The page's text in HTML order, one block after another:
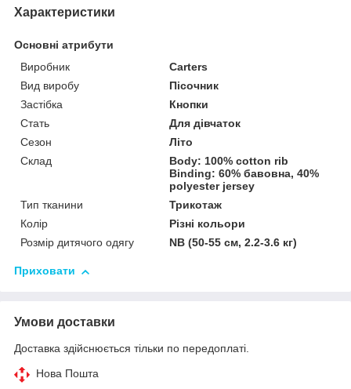
Характеристики
Основні атрибути
Виробник
Carters
Вид виробу
Пісочник
Застібка
Кнопки
Стать
Для дівчаток
Сезон
Літо
Склад
Body: 100% cotton rib
Binding: 60% бавовна, 40%
polyester jersey
Тип тканини
Трикотаж
Колір
Різні кольори
Розмір дитячого одягу
NB (50-55 см, 2.2-3.6 кг)
Приховати
Умови доставки
Доставка здійснюється тільки по передоплаті.
Нова Пошта